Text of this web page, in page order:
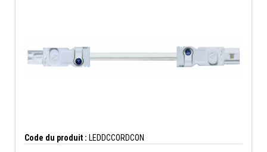
Code du produit : LEDDCCORDCON